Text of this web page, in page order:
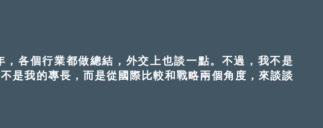
個行業都做總結，外交上也談一點。不過，我不是
是我的專長，而是從國際比較和戰略兩個角度，來談談